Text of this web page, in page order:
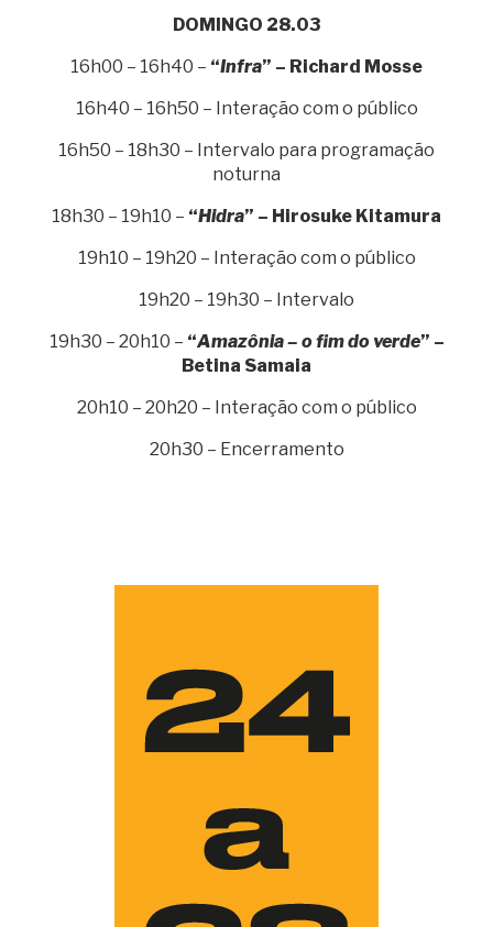
DOMINGO 28.03
16h00 – 16h40 – “Infra” – Richard Mosse
16h40 – 16h50 – Interação com o público
16h50 – 18h30 – Intervalo para programação
noturna
18h30 – 19h10 – “Hidra” – Hirosuke Kitamura
19h10 – 19h20 – Interação com o público
19h20 – 19h30 – Intervalo
19h30 – 20h10 – “Amazônia – o fim do verde” –
Betina Samaia
20h10 – 20h20 – Interação com o público
20h30 – Encerramento